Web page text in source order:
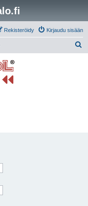
Kirjaudu sisään
Rekisteröidy